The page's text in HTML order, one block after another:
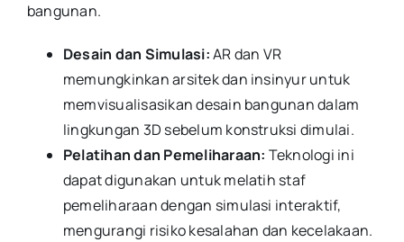
bangunan.
Desain dan Simulasi:AR dan VR
memungkinkan arsitek dan insinyur untuk
memvisualisasikan desain bangunan dalam
lingkungan 3D sebelum konstruksi dimulai.
Pelatihan dan Pemeliharaan: Teknologi ini
dapat digunakan untuk melatih staf
pemeliharaan dengan simulasi interaktif,
mengurangi risiko kesalahan dan kecelakaan.